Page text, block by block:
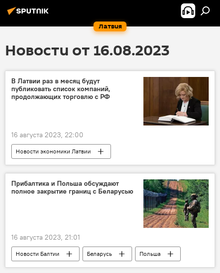
Латвия
Новости от 16.08.2023
В Латвии раз в месяц будут
публиковать список компаний,
продолжающих торговлю с РФ
16 августа 2023, 22:00
Новости экономики Латвии
Илзе Индриксоне
экспорт Россия
Прибалтика и Польша обсуждают
полное закрытие границ с Беларусью
16 августа 2023, 21:01
Новости Балтии Беларусь
Польша
граница